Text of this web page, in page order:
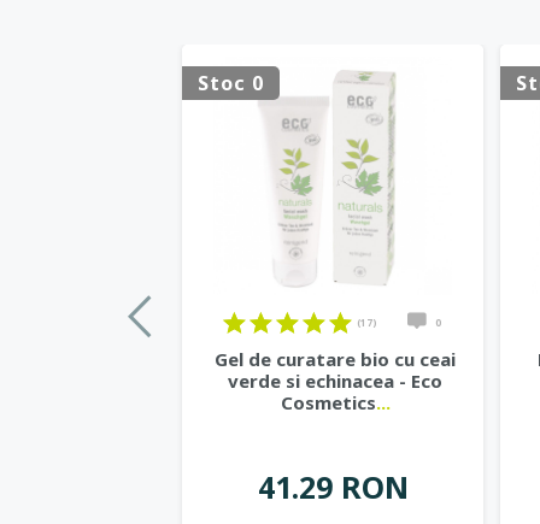
Stoc 0
(17) 0
Gel de curatare bio cu ceai
verde si echinacea - Eco
Cosmetics...
41.29 RON